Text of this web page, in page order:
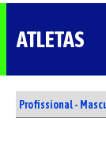
ATLETAS